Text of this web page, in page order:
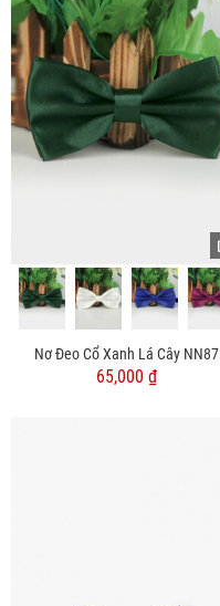
Nơ Đeo Cổ Xanh Lá Cây NN87
65,000 ₫